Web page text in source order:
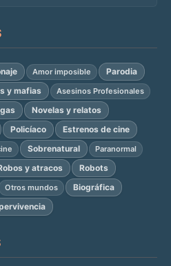
Amor imposible Parodia
y mafias
Asesinos Profesionales
Novelas y relatos
Policíaco
Estrenos de cine
Sobrenatural Paranormal
y atracos
Robots
Otros mundos
Biográfica